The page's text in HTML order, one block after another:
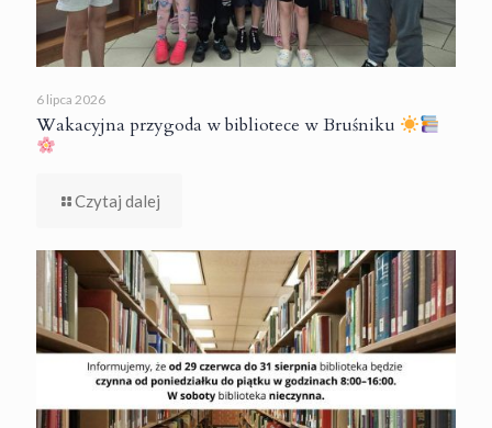
6 lipca 2026
Wakacyjna przygoda w bibliotece w Bruśniku
Czytaj dalej